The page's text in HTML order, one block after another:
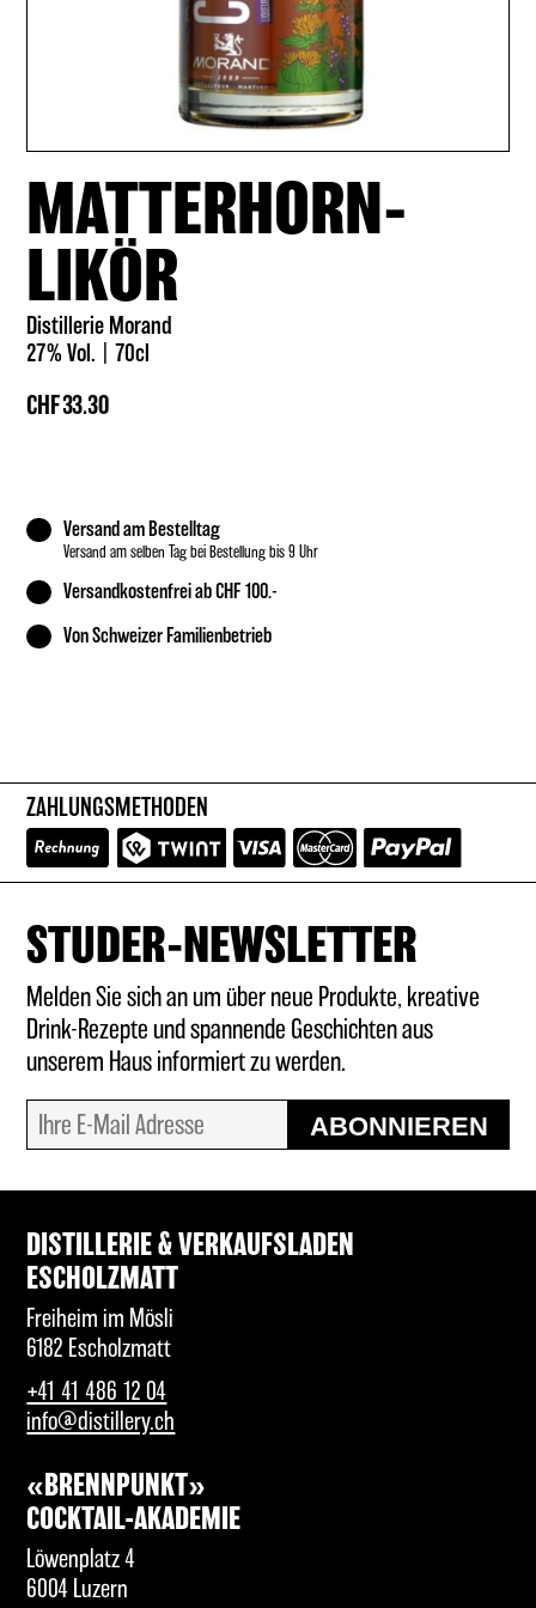
MATTERHORN-
LIKÖR
CHF33.30
Distillerie Morand
27% Vol.
70cl
Versand am Bestelltag
Versand am selben Tag bei Bestellung bis 9 Uhr
Versandkostenfrei ab CHF 100.-
Von Schweizer Familienbetrieb
ZAHLUNGSMETHODEN
STUDER-NEWSLETTER
Melden Sie sich an um über neue Produkte, kreative
Drink-Rezepte und spannende Geschichten aus
unserem Haus informiert zu werden.
ABONNIEREN
DISTILLERIE & VERKAUFSLADEN
ESCHOLZMATT
Freiheim im Mösli
6182 Escholzmatt
+41 41 486 12 04
info@distillery.ch
«BRENNPUNKT»
COCKTAIL-AKADEMIE
Löwenplatz 4
6004 Luzern